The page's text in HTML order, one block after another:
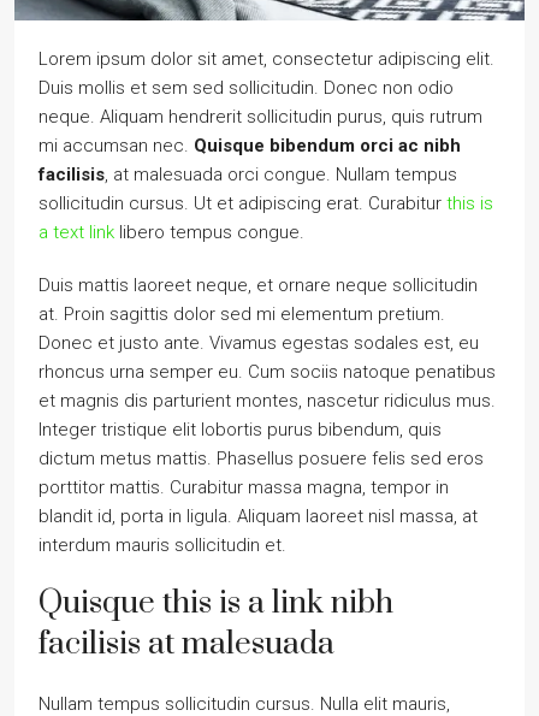
Lorem ipsum dolor sit amet, consectetur adipiscing elit.
Duis mollis et sem sed sollicitudin. Donec non odio
neque. Aliquam hendrerit sollicitudin purus, quis rutrum
mi accumsan nec. Quisque bibendum orci ac nibh
facilisis, at malesuada orci congue. Nullam tempus
sollicitudin cursus. Ut et adipiscing erat. Curabitur this is
a text link libero tempus congue.
Duis mattis laoreet neque, et ornare neque sollicitudin
at. Proin sagittis dolor sed mi elementum pretium.
Donec et justo ante. Vivamus egestas sodales est, eu
rhoncus urna semper eu. Cum sociis natoque penatibus
et magnis dis parturient montes, nascetur ridiculus mus.
Integer tristique elit lobortis purus bibendum, quis
dictum metus mattis. Phasellus posuere felis sed eros
porttitor mattis. Curabitur massa magna, tempor in
blandit id, porta in ligula. Aliquam laoreet nisl massa, at
interdum mauris sollicitudin et.
Quisque this is a link nibh
facilisis at malesuada
Nullam tempus sollicitudin cursus. Nulla elit mauris,